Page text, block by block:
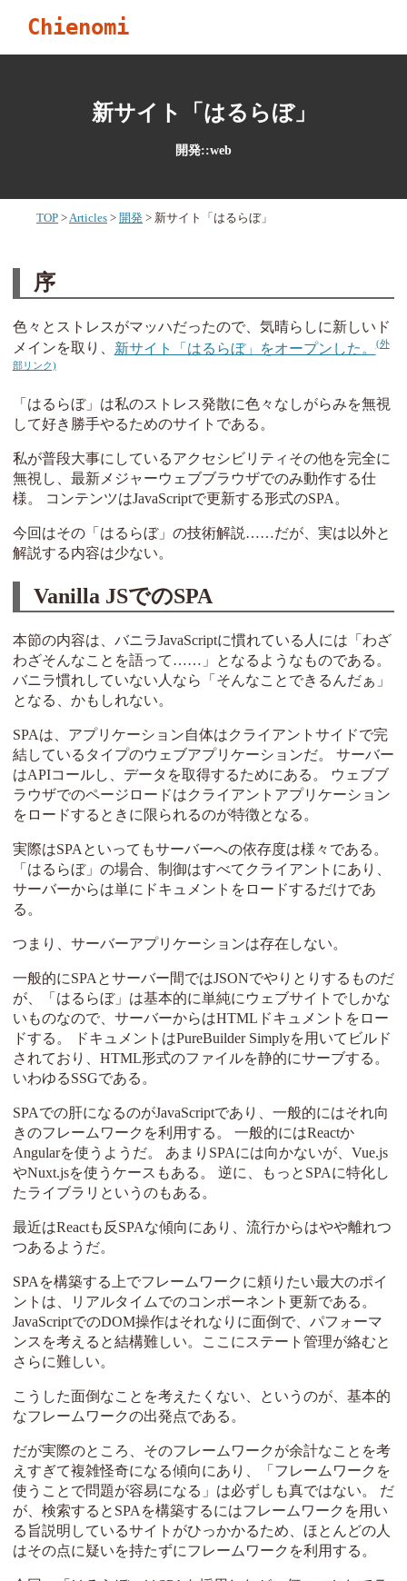
Chienomi
新サイト「はるらぼ」
開発::web
TOP Articles 開発 新サイト「はるらぼ」
序
色々とストレスがマッハだったので、気晴らしに新しいド
メインを取り、 新サイト「はるらぼ」をオープンした。
「はるらぼ」は私のストレス発散に色々なしがらみを無視
して好き勝手やるためのサイトである。
私が普段大事にしているアクセシビリティその他を完全に
無視し、最新メジャーウェブブラウザでのみ動作する仕
様。 コンテンツはJavaScriptで更新する形式のSPA。
今回はその「はるらぼ」の技術解説……だが、実は以外と
解説する内容は少ない。
Vanilla JSでのSPA
本節の内容は、バニラJavaScriptに慣れている人には「わざ
わざそんなことを語って……」となるようなものである。
バニラ慣れしていない人なら「そんなことできるんだぁ」
となる、かもしれない。
SPAは、アプリケーション自体はクライアントサイドで完
結しているタイプのウェブアプリケーションだ。 サーバー
はAPIコールし、データを取得するためにある。 ウェブブ
ラウザでのページロードはクライアントアプリケーション
をロードするときに限られるのが特徴となる。
実際はSPAといってもサーバーへの依存度は様々である。
「はるらぼ」の場合、制御はすべてクライアントにあり、
サーバーからは単にドキュメントをロードするだけであ
る。
つまり、サーバーアプリケーションは存在しない。
一般的にSPAとサーバー間ではJSONでやりとりするものだ
が、「はるらぼ」は基本的に単純にウェブサイトでしかな
いものなので、サーバーからはHTMLドキュメントをロー
ドする。 ドキュメントはPureBuilder Simplyを用いてビルド
されており、HTML形式のファイルを静的にサーブする。
いわゆるSSGである。
SPAでの肝になるのがJavaScriptであり、一般的にはそれ向
きのフレームワークを利用する。 一般的にはReactか
Angularを使うようだ。 あまりSPAには向かないが、Vue.js
やNuxt.jsを使うケースもある。 逆に、もっとSPAに特化し
たライブラリというのもある。
最近はReactも反SPAな傾向にあり、流行からはやや離れつ
つあるようだ。
SPAを構築する上でフレームワークに頼りたい最大のポイ
ントは、リアルタイムでのコンポーネント更新である。
JavaScriptでのDOM操作はそれなりに面倒で、パフォーマ
ンスを考えると結構難しい。ここにステート管理が絡むと
さらに難しい。
こうした面倒なことを考えたくない、というのが、基本的
なフレームワークの出発点である。
だが実際のところ、そのフレームワークが余計なことを考
えすぎて複雑怪奇になる傾向にあり、「フレームワークを
使うことで問題が容易になる」は必ずしも真ではない。 だ
が、検索するとSPAを構築するにはフレームワークを用い
る旨説明しているサイトがひっかかるため、ほとんどの人
はその点に疑いを持たずにフレームワークを利用する。